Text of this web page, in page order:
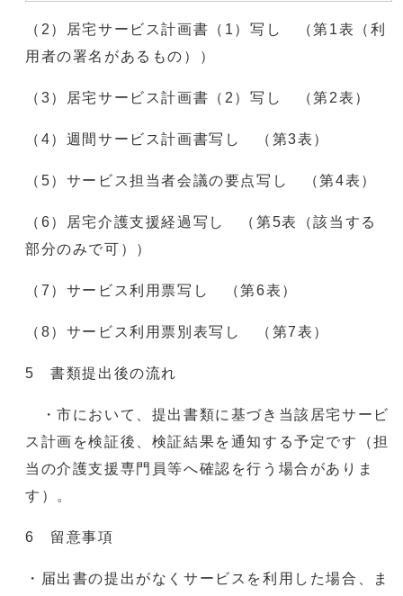
（2）居宅サービス計画書（1）写し （第1表（利
用者の署名があるもの））
（3）居宅サービス計画書（2）写し （第2表）
（4）週間サービス計画書写し （第3表）
（5）サービス担当者会議の要点写し （第4表）
（6）居宅介護支援経過写し （第5表（該当する
部分のみで可））
（7）サービス利用票写し （第6表）
（8）サービス利用票別表写し （第7表）
5 書類提出後の流れ
・市において、提出書類に基づき当該居宅サービ
ス計画を検証後、検証結果を通知する予定です（担
当の介護支援専門員等へ確認を行う場合がありま
す）。
6 留意事項
・届出書の提出がなくサービスを利用した場合、ま